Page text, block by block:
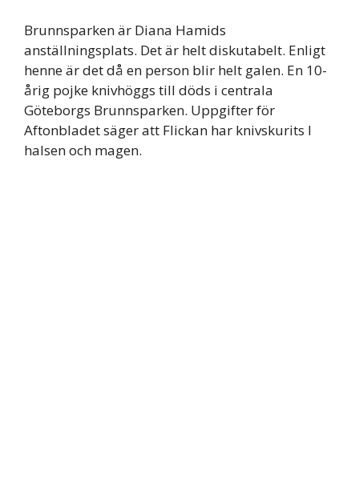
Brunnsparken är Diana Hamids
anställningsplats. Det är helt diskutabelt. Enligt
henne är det då en person blir helt galen. En 10-
årig pojke knivhöggs till döds i centrala
Göteborgs Brunnsparken. Uppgifter för
Aftonbladet säger att Flickan har knivskurits I
halsen och magen.